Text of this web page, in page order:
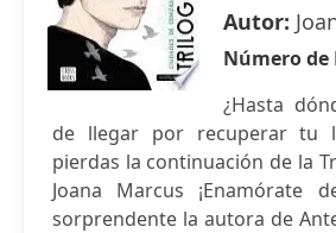
Autor:
Número de
¿Hasta
de llegar por recuperar tu
pierdas la continuación de la
Joana Marcus ¡Enamórate
sorprendente la autora de